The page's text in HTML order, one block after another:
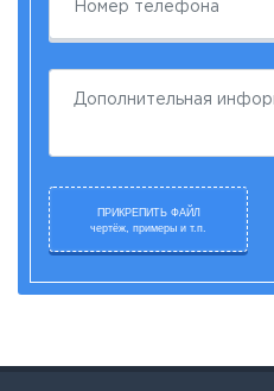
ПРИКРЕПИТЬ ФАЙЛ
чертёж, примеры и т.п.